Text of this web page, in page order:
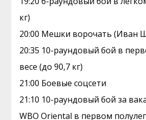
кг)
20:00 Мешки ворочать (Иван
20:35 10-раундовый бой в
весе (до 90,7 кг)
21:00 Боевые соцсети
21:10 10-раундовый бой за
WBO Oriental в первом